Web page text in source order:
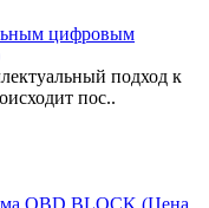
цифровым
подход к
пос..